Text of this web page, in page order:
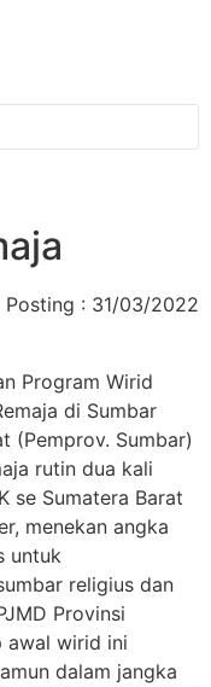
Posting : 31/03/2022
Program Wirid
di Sumbar
(Pemprov. Sumbar)
rutin dua kali
se Sumatera Barat
menekan angka
untuk
religius dan
Provinsi
awal wirid ini
dalam jangka